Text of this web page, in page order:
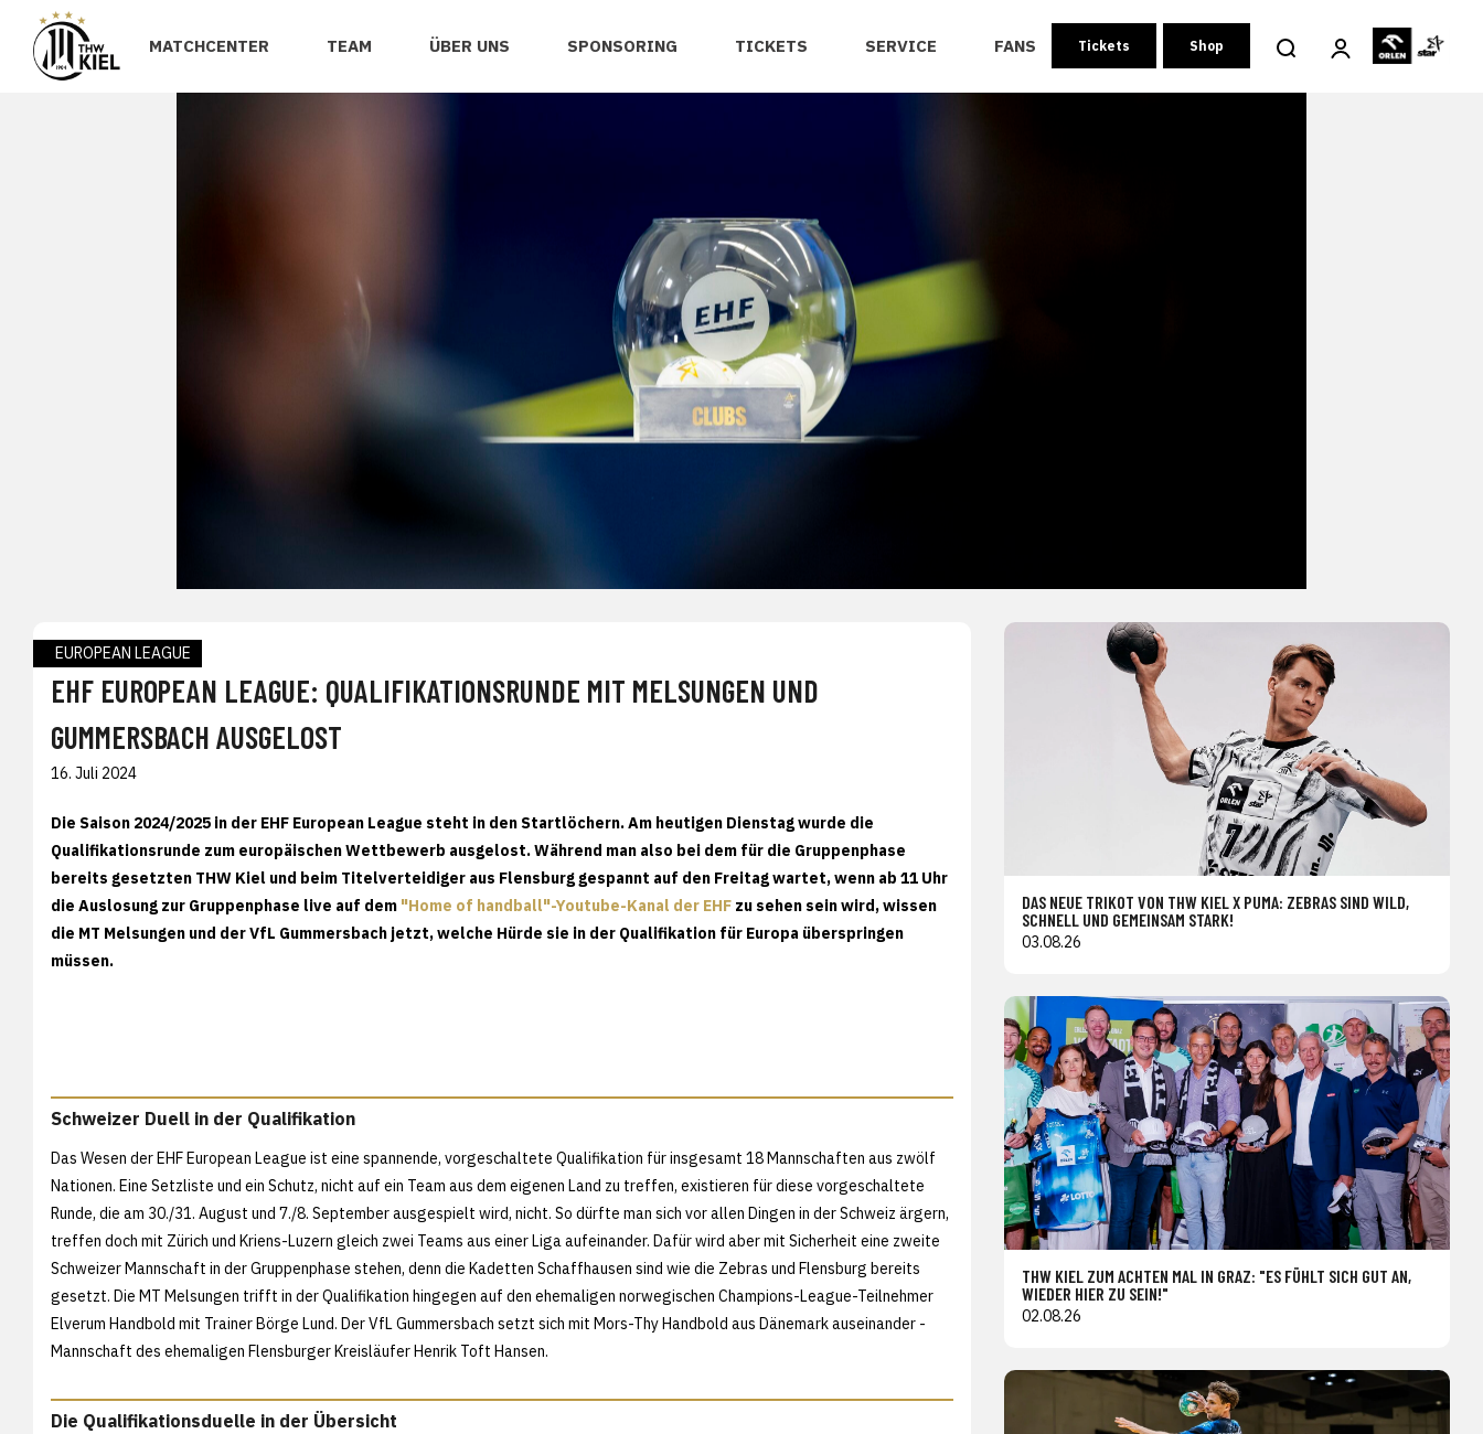
MATCHCENTER TEAM ÜBER UNS SPONSORING TICKETS SERVICE FANS Tickets Shop
EUROPEAN LEAGUE
EHF EUROPEAN LEAGUE: QUALIFIKATIONSRUNDE MIT MELSUNGEN UND
GUMMERSBACH AUSGELOST
16. Juli 2024
Die Saison 2024/2025 in der EHF European League steht in den Startlöchern. Am heutigen Dienstag wurde die
Qualifikationsrunde zum europäischen Wettbewerb ausgelost. Während man also bei dem für die Gruppenphase
bereits gesetzten THW Kiel und beim Titelverteidiger aus Flensburg gespannt auf den Freitag wartet, wenn ab 11 Uhr
die Auslosung zur Gruppenphase live auf dem "Home of handball"-Youtube-Kanal der EHF zu sehen sein wird, wissen
die MT Melsungen und der VfL Gummersbach jetzt, welche Hürde sie in der Qualifikation für Europa überspringen
müssen.
Schweizer Duell in der Qualifikation
Das Wesen der EHF European League ist eine spannende, vorgeschaltete Qualifikation für insgesamt 18 Mannschaften aus zwölf
Nationen. Eine Setzliste und ein Schutz, nicht auf ein Team aus dem eigenen Land zu treffen, existieren für diese vorgeschaltete
Runde, die am 30./31. August und 7./8. September ausgespielt wird, nicht. So dürfte man sich vor allen Dingen in der Schweiz ärgern,
treffen doch mit Zürich und Kriens-Luzern gleich zwei Teams aus einer Liga aufeinander. Dafür wird aber mit Sicherheit eine zweite
Schweizer Mannschaft in der Gruppenphase stehen, denn die Kadetten Schaffhausen sind wie die Zebras und Flensburg bereits
gesetzt. Die MT Melsungen trifft in der Qualifikation hingegen auf den ehemaligen norwegischen Champions-League-Teilnehmer
Elverum Handbold mit Trainer Börge Lund. Der VfL Gummersbach setzt sich mit Mors-Thy Handbold aus Dänemark auseinander -
Mannschaft des ehemaligen Flensburger Kreisläufer Henrik Toft Hansen.
Die Qualifikationsduelle in der Übersicht
DAS NEUE TRIKOT VON THW KIEL X PUMA: ZEBRAS SIND WILD,
SCHNELL UND GEMEINSAM STARK!
03.08.26
THW KIEL ZUM ACHTEN MAL IN GRAZ: "ES FÜHLT SICH GUT AN,
WIEDER HIER ZU SEIN!"
02.08.26